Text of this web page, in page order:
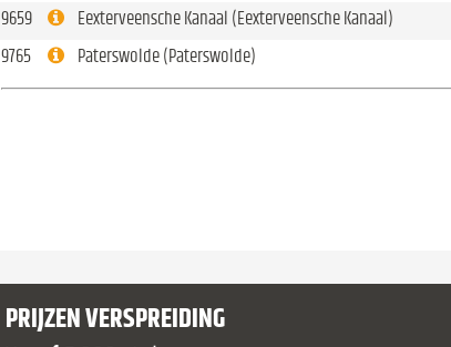
9659
Eexterveensche Kanaal (Eexterveensche Kanaal)
9765
Paterswolde (Paterswolde)
PRIJZEN VERSPREIDING